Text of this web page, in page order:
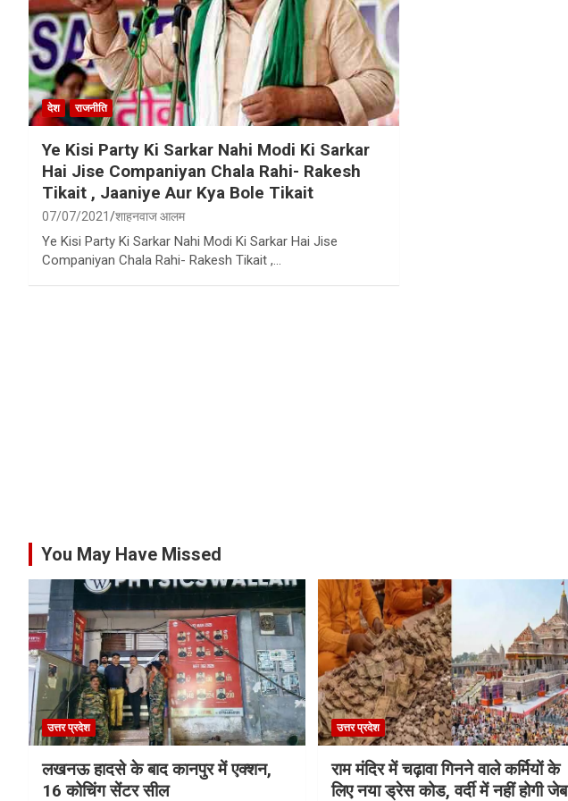
देश राजनीति
Ye Kisi Party Ki Sarkar Nahi Modi Ki Sarkar
Hai Jise Companiyan Chala Rahi- Rakesh
Tikait , Jaaniye Aur Kya Bole Tikait
07/07/2021 शाहनवाज आलम
Ye Kisi Party Ki Sarkar Nahi Modi Ki Sarkar Hai Jise
Companiyan Chala Rahi- Rakesh Tikait ,…
You May Have Missed
उत्तर प्रदेश
लखनऊ हादसे के बाद कानपुर में एक्शन,
16 कोचिंग सेंटर सील
उत्तर प्रदेश
राम मंदिर में चढ़ावा गिनने वाले कर्मियों के
लिए नया ड्रेस कोड, वर्दी में नहीं होगी जेब